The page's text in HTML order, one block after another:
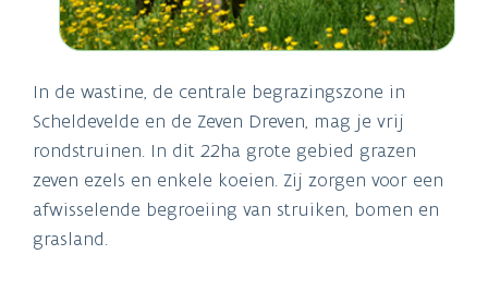
In de wastine, de centrale begrazingszone in
Scheldevelde en de Zeven Dreven, mag je vrij
rondstruinen. In dit 22ha grote gebied grazen
zeven ezels en enkele koeien. Zij zorgen voor een
afwisselende begroeiing van struiken, bomen en
grasland.